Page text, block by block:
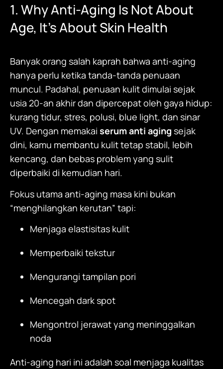
1. Why Anti-Aging Is Not About
Age, It’s About Skin Health
Banyak orang salah kaprah bahwa anti-aging
hanya perlu ketika tanda-tanda penuaan
muncul. Padahal, penuaan kulit dimulai sejak
usia 20-an akhir dan dipercepat oleh gaya hidup:
kurang tidur, stres, polusi, blue light, dan sinar
UV. Dengan memakai serum anti aging sejak
dini, kamu membantu kulit tetap stabil, lebih
kencang, dan bebas problem yang sulit
diperbaiki di kemudian hari.
Fokus utama anti-aging masa kini bukan
“menghilangkan kerutan” tapi:
Menjaga elastisitas kulit
Memperbaiki tekstur
Mengurangi tampilan pori
Mencegah dark spot
Mengontrol jerawat yang meninggalkan
noda
Anti-aging hari ini adalah soal menjaga kualitas